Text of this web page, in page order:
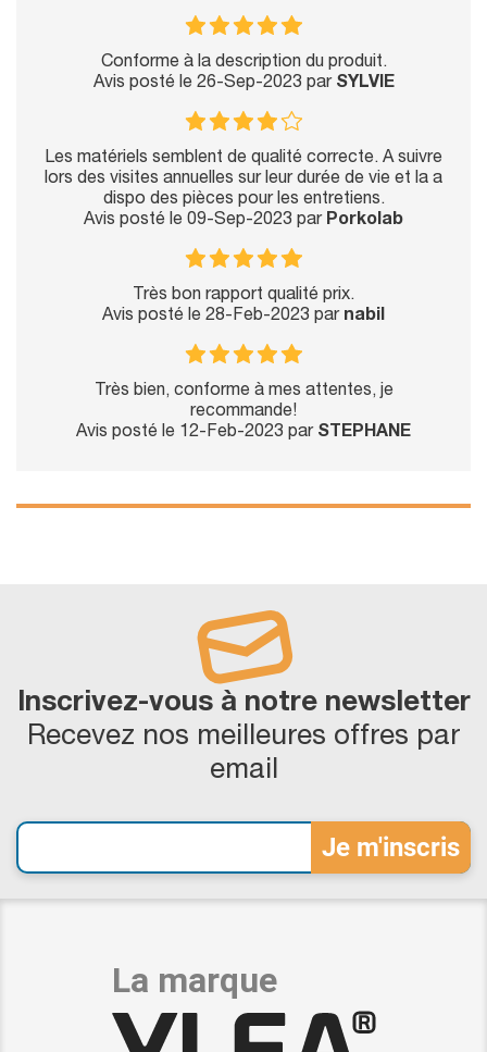
Conforme à la description du produit.
Avis posté le 26-Sep-2023 par SYLVIE
Les matériels semblent de qualité correcte. A suivre
lors des visites annuelles sur leur durée de vie et la a
dispo des pièces pour les entretiens.
Avis posté le 09-Sep-2023 par Porkolab
Très bon rapport qualité prix.
Avis posté le 28-Feb-2023 par nabil
Très bien, conforme à mes attentes, je
recommande!
Avis posté le 12-Feb-2023 par STEPHANE
Inscrivez-vous à notre newsletter
Recevez nos meilleures offres par
email